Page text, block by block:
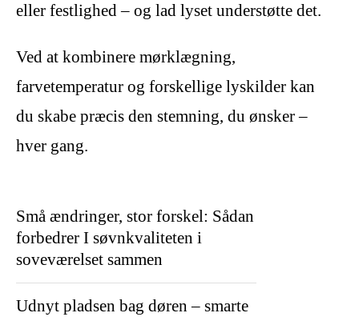
eller festlighed – og lad lyset understøtte det.
Ved at kombinere mørklægning,
farvetemperatur og forskellige lyskilder kan
du skabe præcis den stemning, du ønsker –
hver gang.
Små ændringer, stor forskel: Sådan
forbedrer I søvnkvaliteten i
soveværelset sammen
Udnyt pladsen bag døren – smarte